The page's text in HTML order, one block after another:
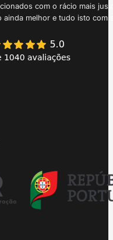
com o rácio mais
melhor e tudo isto